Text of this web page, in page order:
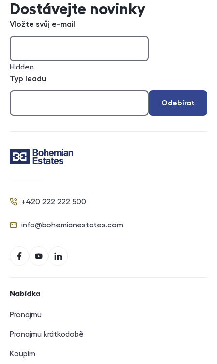
Dostávejte novinky
Vložte svůj e-mail
Hidden
Typ leadu
Odebírat
Telefon
+420 222 222 500
E-mail
info@bohemianestates.com
FacebookYouTubeLinkedIn
Nabídka
Pronajmu
Pronajmu krátkodobě
Koupím